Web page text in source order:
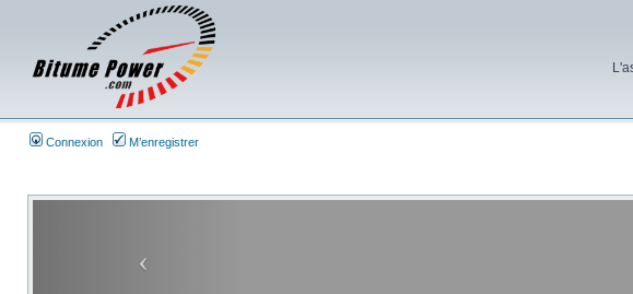
Connexion M’enregistrer